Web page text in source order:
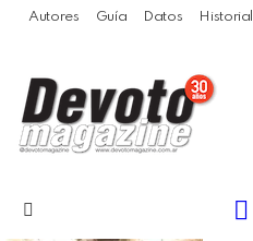
Autores Guía Datos Historial